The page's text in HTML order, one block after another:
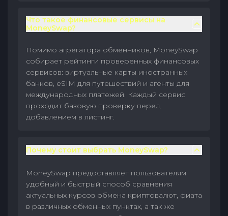
Что такое финансовые сервисы на
MoneySwap?
Помимо агрегатора обменников, MoneySwap
собирает рейтинги проверенных финансовых
сервисов: виртуальные карты иностранных
банков, eSIM для путешествий и агенты для
международных платежей. Каждый сервис
проходит базовую проверку перед
добавлением в листинг.
Почему стоит выбрать MoneySwap?
MoneySwap предоставляет пользователям
удобный и быстрый способ сравнения
актуальных курсов обмена криптовалют, фиата
в различных обменных пунктах, а так же